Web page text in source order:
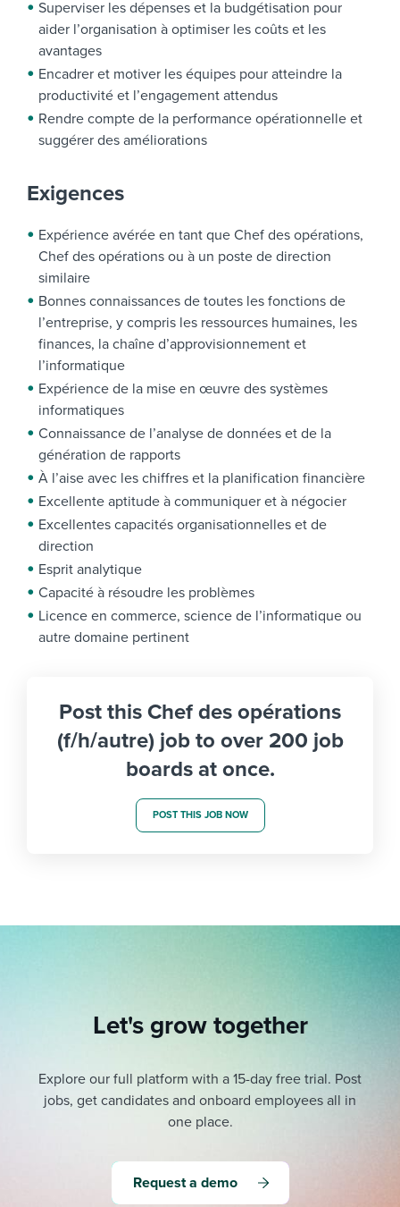
Superviser les dépenses et la budgétisation pour
aider l’organisation à optimiser les coûts et les
avantages
Encadrer et motiver les équipes pour atteindre la
productivité et l’engagement attendus
Rendre compte de la performance opérationnelle et
suggérer des améliorations
Exigences
Expérience avérée en tant que Chef des opérations,
Chef des opérations ou à un poste de direction
similaire
Bonnes connaissances de toutes les fonctions de
l’entreprise, y compris les ressources humaines, les
finances, la chaîne d’approvisionnement et
l’informatique
Expérience de la mise en œuvre des systèmes
informatiques
Connaissance de l’analyse de données et de la
génération de rapports
À l’aise avec les chiffres et la planification financière
Excellente aptitude à communiquer et à négocier
Excellentes capacités organisationnelles et de
direction
Esprit analytique
Capacité à résoudre les problèmes
Licence en commerce, science de l’informatique ou
autre domaine pertinent
Post this Chef des opérations
(f/h/autre) job to over 200 job
boards at once.
POST THIS JOB NOW
Let's grow together
Explore our full platform with a 15-day free trial. Post
jobs, get candidates and onboard employees all in
one place.
Request a demo